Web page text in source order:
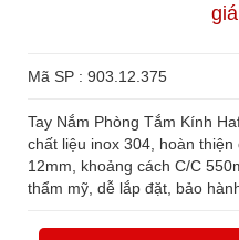
Mã SP : 903.12.375
Tay Nắm Phòng Tắm Kính
chất liệu inox 304, hoàn
12mm, khoảng cách C/C
thẩm mỹ, dễ lắp đặt, bảo